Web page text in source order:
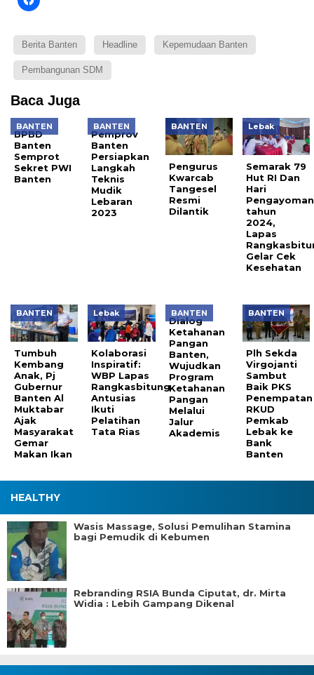
Berita Banten Headline Kepemudaan Banten
Pembangunan SDM
Baca Juga
BANTEN
BPBD
Banten
Semprot
Sekret PWI
Banten
BANTEN
Pemprov
Banten
Persiapkan
Langkah
Teknis
Mudik
Lebaran
2023
BANTEN
Pengurus
Kwarcab
Tangesel
Resmi
Dilantik
Lebak
Semarak 79
Hut RI Dan
Hari
Pengayoman
tahun
2024,
Lapas
Gelar Cek
Kesehatan
BANTEN
Tumbuh
Kembang
Anak, Pj
Gubernur
Banten Al
Muktabar
Ajak
Masyarakat
Gemar
Makan Ikan
Lebak
Kolaborasi
Inspiratif:
WBP Lapas
Rangkasbitung
Antusias
Ikuti
Pelatihan
Tata Rias
BANTEN
Dialog
Ketahanan
Pangan
Banten,
Wujudkan
Program
Ketahanan
Pangan
Melalui
Jalur
Akademis
BANTEN
Plh Sekda
Virgojanti
Sambut
Baik PKS
Penempatan
RKUD
Pemkab
Lebak ke
Bank
Banten
HEALTHY
Wasis Massage, Solusi Pemulihan Stamina
bagi Pemudik di Kebumen
Rebranding RSIA Bunda Ciputat, dr. Mirta
Widia : Lebih Gampang Dikenal